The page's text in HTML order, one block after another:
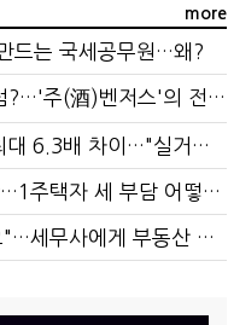
more
드는 국세공무원…왜?
막걸리를 하이볼처럼?…'주(酒)벤저스'의 전통주 즐기는 법
1주택자도 양도세 최대 6.3배 차이…"실거주 요건 강화하자"
10년 실거주도 불안…1주택자 세 부담 어떻게 달라질까
"어떤 건물을 팔까요"…세무사에게 부동산 고민을 털어놓는 이유